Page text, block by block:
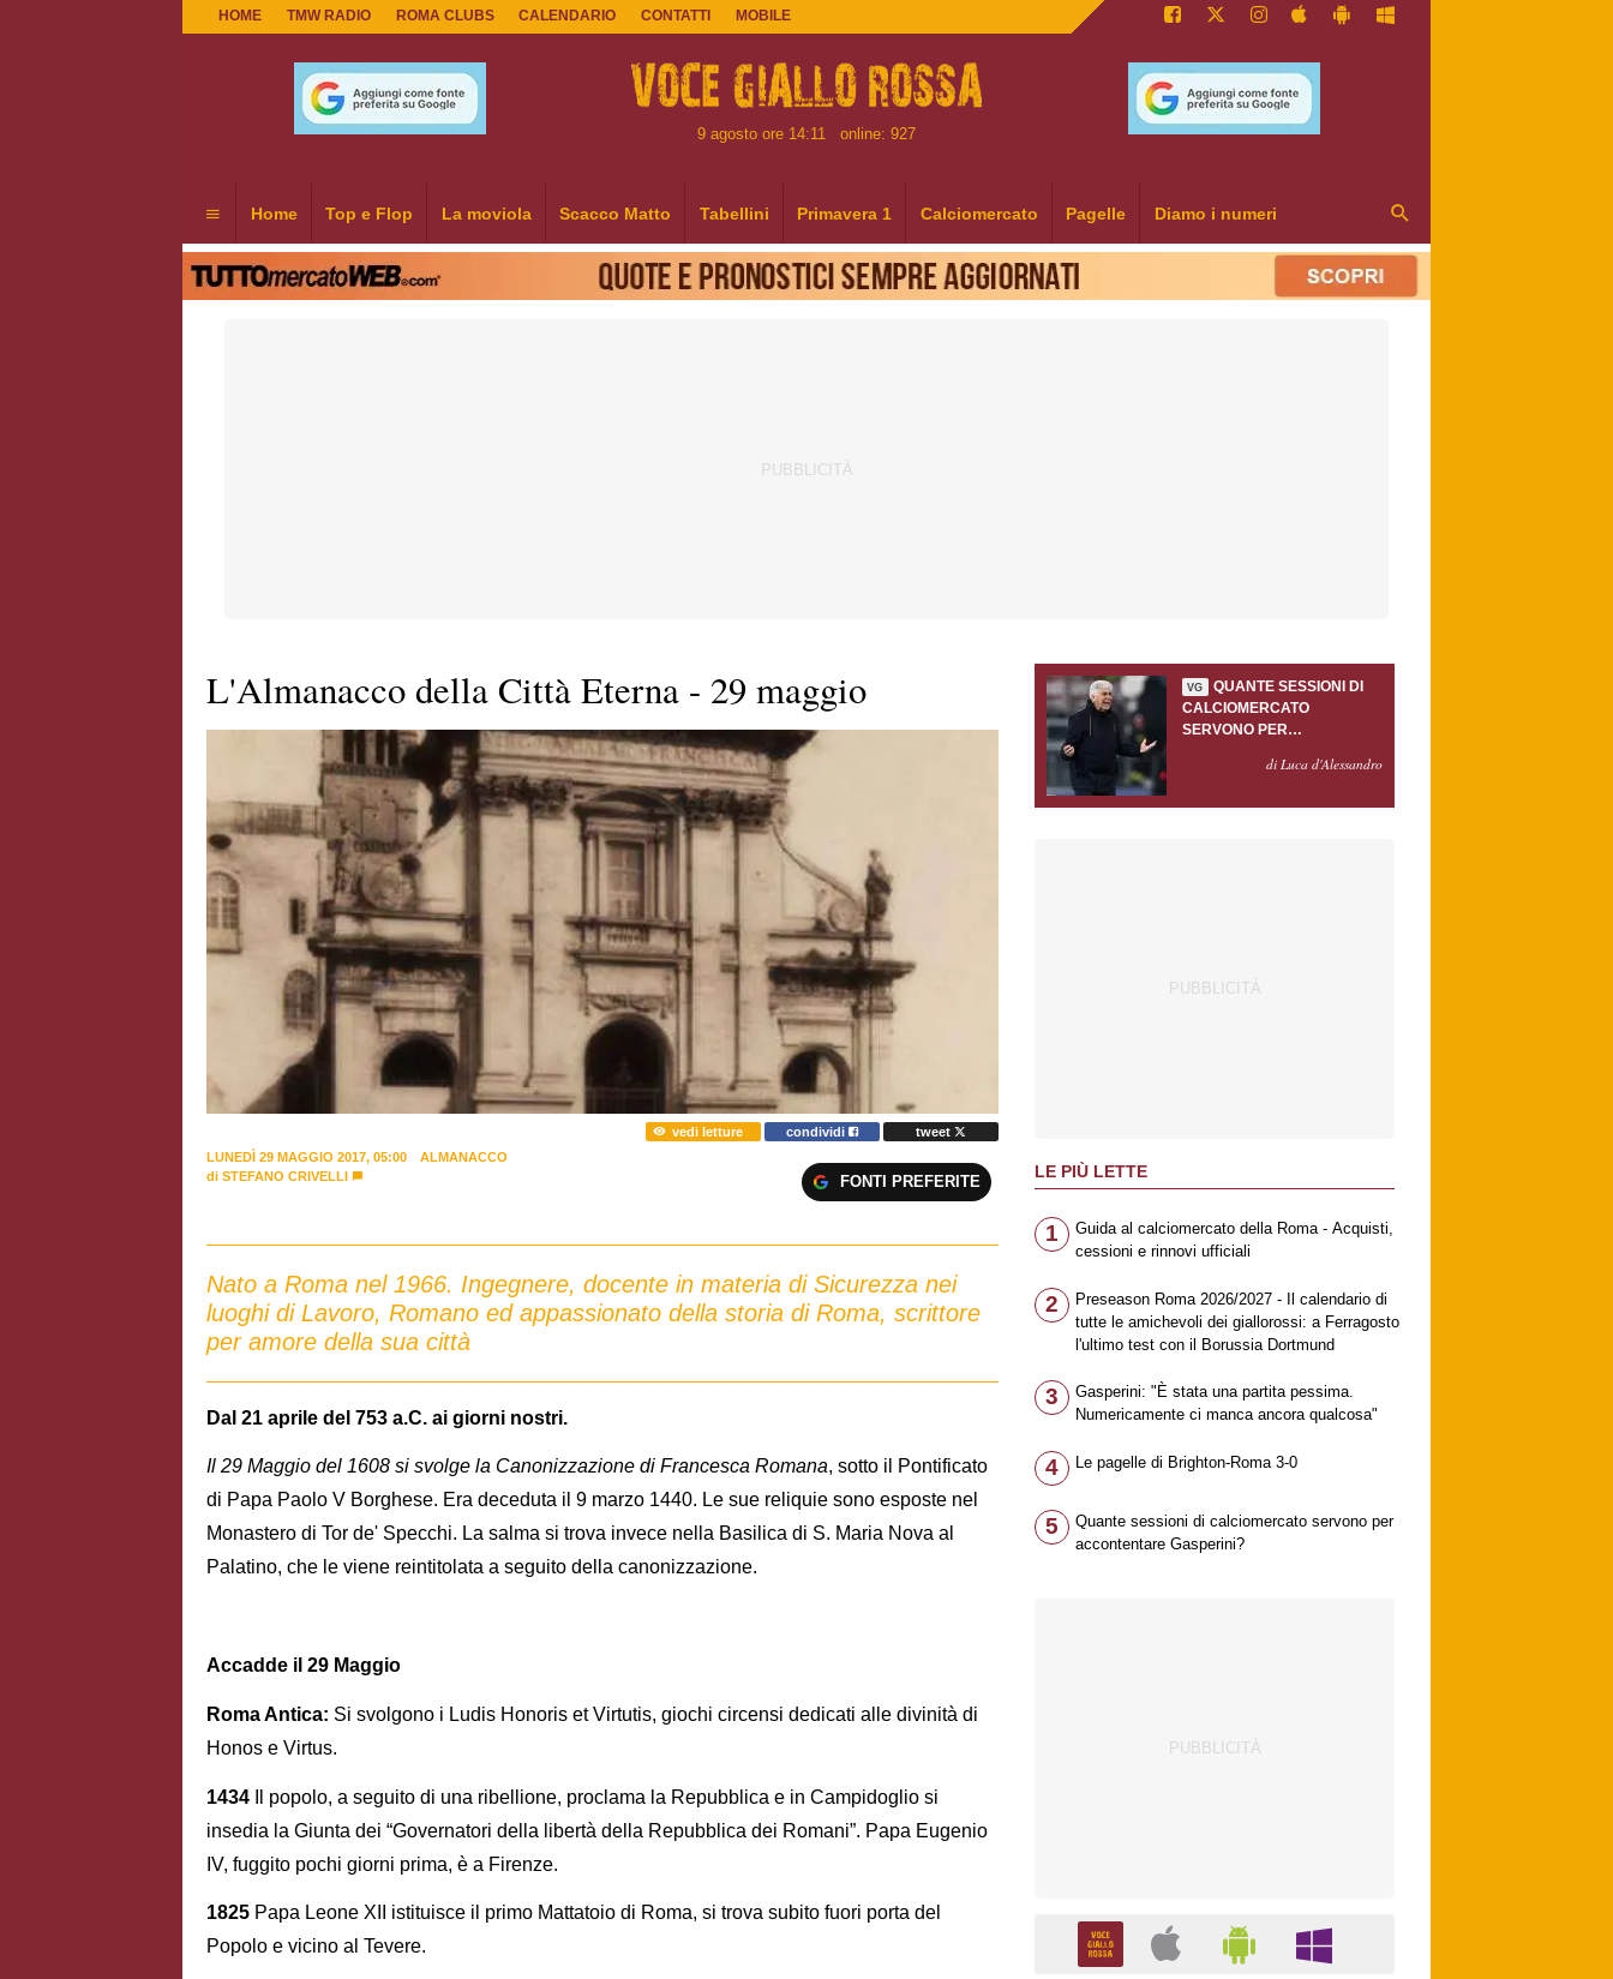
HOME TMW RADIO ROMA CLUBS CALENDARIO CONTATTI MOBILE
9 agosto ore 14:11 online: 927
Home Top e Flop La moviola Scacco Matto Tabellini Primavera 1 Calciomercato Pagelle Diamo i numeri
L'Almanacco della Città Eterna - 29 maggio
vedi letture condividi
tweet
LUNEDÌ 29 MAGGIO 2017, 05:00
ALMANACCO
di STEFANO CRIVELLI FONTI PREFERITE
Nato a Roma nel 1966. Ingegnere, docente in materia di Sicurezza nei
luoghi di Lavoro, Romano ed appassionato della storia di Roma, scrittore
per amore della sua città
Dal 21 aprile del 753 a.C. ai giorni nostri.
Il 29 Maggio del 1608 si svolge la Canonizzazione di Francesca Romana, sotto il Pontificato
di Papa Paolo V Borghese. Era deceduta il 9 marzo 1440. Le sue reliquie sono esposte nel
Monastero di Tor de' Specchi. La salma si trova invece nella Basilica di S. Maria Nova al
Palatino, che le viene reintitolata a seguito della canonizzazione.
Accadde il 29 Maggio
Roma Antica: Si svolgono i Ludis Honoris et Virtutis, giochi circensi dedicati alle divinità di
Honos e Virtus.
1434
Il popolo, a seguito di una ribellione, proclama la Repubblica e in Campidoglio si
insedia la Giunta dei “Governatori della libertà della Repubblica dei Romani”. Papa Eugenio
IV, fuggito pochi giorni prima, è a Firenze.
1825 Papa Leone XII istituisce il primo Mattatoio di Roma, si trova subito fuori porta del
Popolo e vicino al Tevere.
VG
QUANTE SESSIONI DI
CALCIOMERCATO
SERVONO PER
GASPERINI?di Luca d'Alessandro
LE PIÙ LETTE
1
Guida al calciomercato della Roma - Acquisti,
cessioni e rinnovi ufficiali
2
Preseason Roma 2026/2027 - Il calendario di
tutte le amichevoli dei giallorossi: a Ferragosto
l'ultimo test con il Borussia Dortmund
3
Gasperini: "È stata una partita pessima.
Numericamente ci manca ancora qualcosa"
4 Le pagelle di Brighton-Roma 3-0
5
Quante sessioni di calciomercato servono per
accontentare Gasperini?